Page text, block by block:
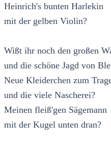
Heinrich's bunten Harlekin
mit der gelben Violin?
Wißt ihr noch den großen
und die schöne Jagd von
Neue Kleiderchen zum
und die viele Nascherei?
Meinen fleiß'gen Sägemann
mit der Kugel unten dran?